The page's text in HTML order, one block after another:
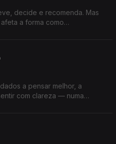
decide e recomenda. Mas
a forma como
a pensar melhor, a
com clareza — numa